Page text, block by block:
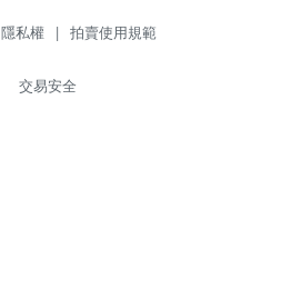
隱私權 | 拍賣使用規範
交易安全